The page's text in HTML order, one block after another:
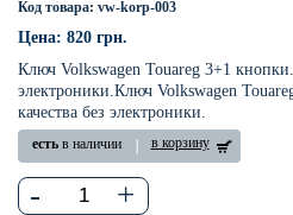
Код товара: vw-korp-003
Цена: 820 грн.
Ключ Volkswagen Touareg 3+1
электроники.Ключ Volkswagen
качества без электроники.
естьв наличии в корзину
- +